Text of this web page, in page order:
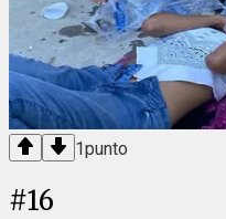
1punto
#16